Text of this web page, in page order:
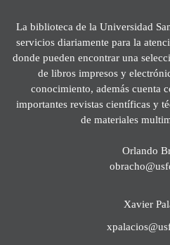
La biblioteca de la Universidad
servicios diariamente para la
donde pueden encontrar una
de libros impresos y
conocimiento, además cuenta
importantes revistas científicas y
de materiales
Orlando
Xavier